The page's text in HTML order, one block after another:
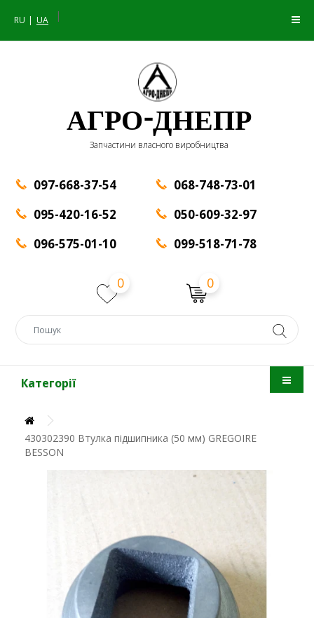
RU UA |
АГРО-ДНЕПР
Запчастини власного виробництва
097-668-37-54
095-420-16-52
096-575-01-10
068-748-73-01
050-609-32-97
099-518-71-78
0 0
Категорії
430302390 Втулка підшипника (50 мм) GREGOIRE
BESSON